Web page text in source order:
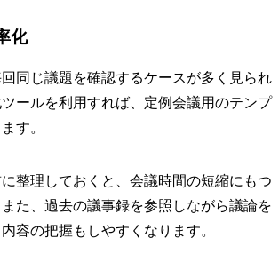
化
同じ議題を確認するケースが多く見られ
ールを利用すれば、定例会議用のテンプ
す。
整理しておくと、会議時間の短縮にもつ
た、過去の議事録を参照しながら議論を
容の把握もしやすくなります。